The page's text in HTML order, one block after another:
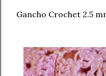
Gancho Crochet 2.5